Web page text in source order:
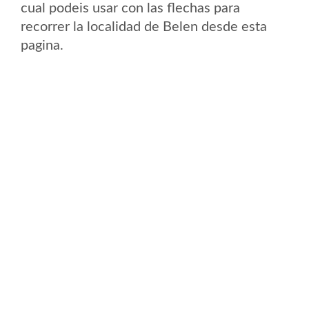
cual podeis usar con las flechas para
recorrer la localidad de Belen desde esta
pagina.